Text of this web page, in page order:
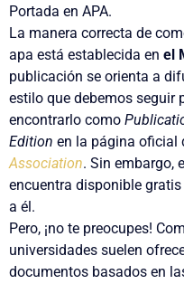
Portada en APA.
La manera correcta de
apa está establecida en el
publicación se orienta a
estilo que debemos seguir
encontrarlo como
Edition en la página oficial
Association. Sin embargo,
encuentra disponible
a él.
Pero, ¡no te preocupes!
universidades suelen
documentos basados en